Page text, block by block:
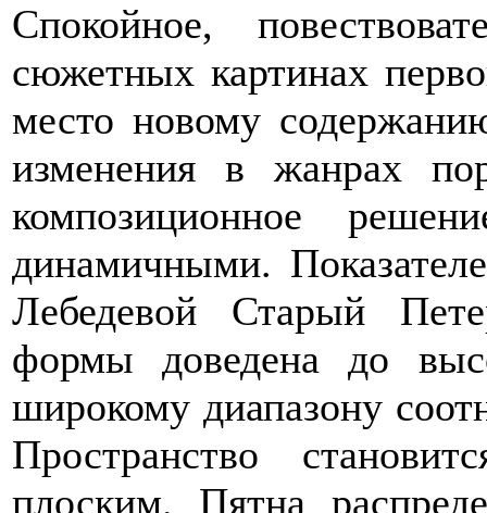
Спокойное,
сюжетных картинах
место новому
изменения в жанрах
композиционное
динамичными.
Лебедевой Старый
формы доведена до
широкому диапазону
Пространство
плоским. Пятна